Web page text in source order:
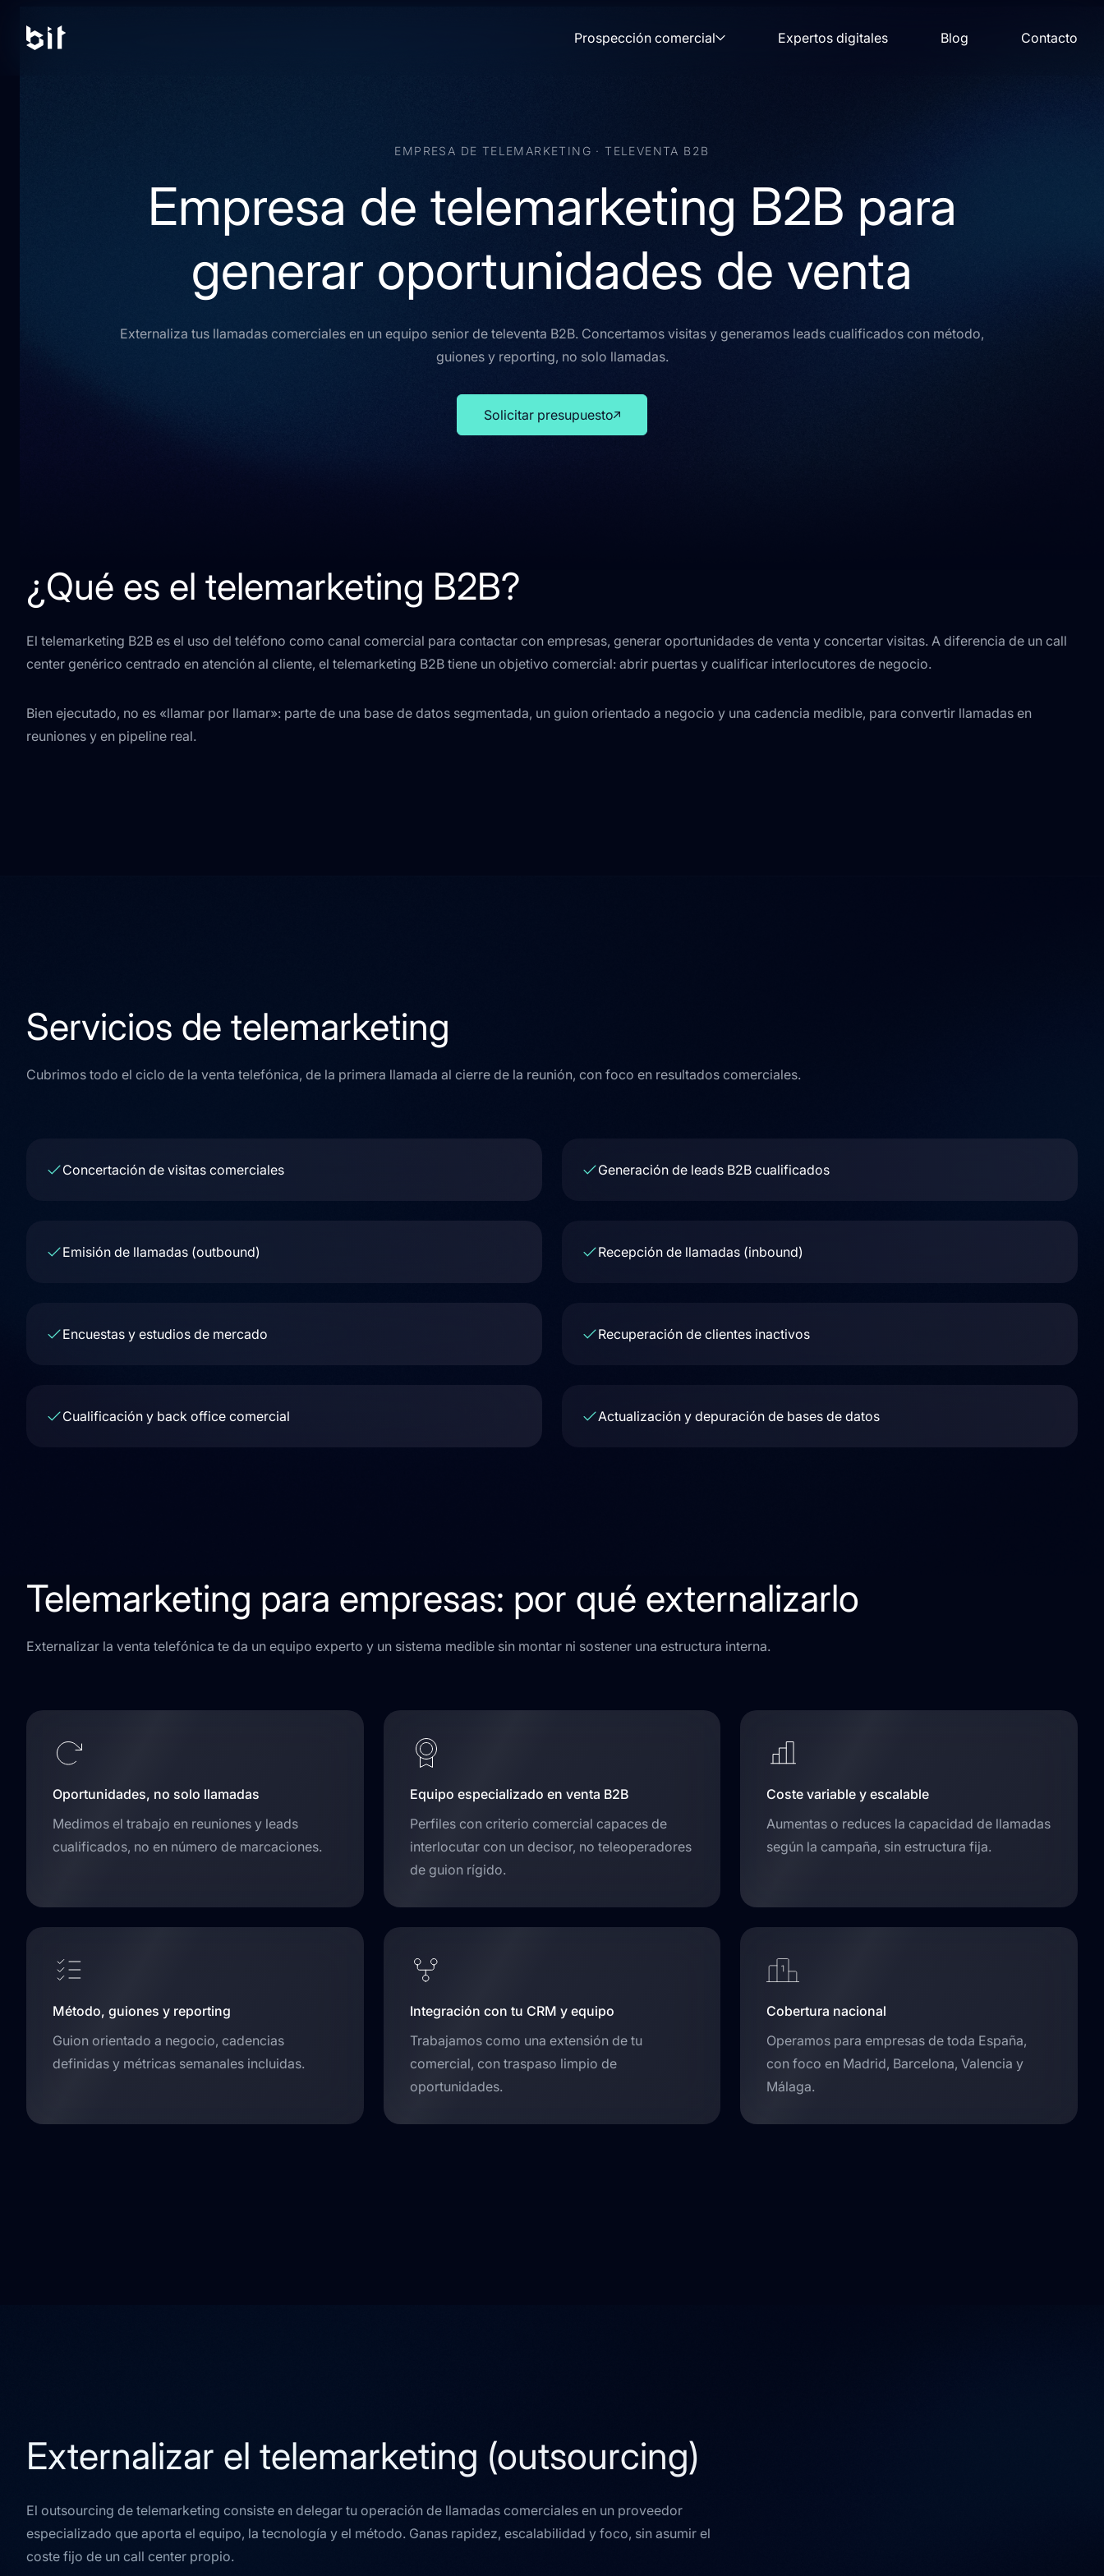
Prospección comercial Expertos digitales Blog Contacto
EMPRESA DE TELEMARKETING · TELEVENTA B2B
Empresa de telemarketing B2B para
generar oportunidades de venta
Externaliza tus llamadas comerciales en un equipo senior de televenta B2B. Concertamos visitas y generamos leads cualificados con método,
guiones y reporting, no solo llamadas.
Solicitar presupuesto
¿Qué es el telemarketing B2B?
El telemarketing B2B es el uso del teléfono como canal comercial para contactar con empresas, generar oportunidades de venta y concertar visitas. A diferencia de un call
center genérico centrado en atención al cliente, el telemarketing B2B tiene un objetivo comercial: abrir puertas y cualificar interlocutores de negocio.
Bien ejecutado, no es «llamar por llamar»: parte de una base de datos segmentada, un guion orientado a negocio y una cadencia medible, para convertir llamadas en
reuniones y en pipeline real.
Servicios de telemarketing
Cubrimos todo el ciclo de la venta telefónica, de la primera llamada al cierre de la reunión, con foco en resultados comerciales.
Concertación de visitas comerciales Generación de leads B2B cualificados
Emisión de llamadas (outbound) Recepción de llamadas (inbound)
Encuestas y estudios de mercado Recuperación de clientes inactivos
Cualificación y back office comercial Actualización y depuración de bases de datos
Telemarketing para empresas: por qué externalizarlo
Externalizar la venta telefónica te da un equipo experto y un sistema medible sin montar ni sostener una estructura interna.
Oportunidades, no solo llamadas
Medimos el trabajo en reuniones y leads
cualificados, no en número de marcaciones.
Equipo especializado en venta B2B
Perfiles con criterio comercial capaces de
interlocutar con un decisor, no teleoperadores
de guion rígido.
Coste variable y escalable
Aumentas o reduces la capacidad de llamadas
según la campaña, sin estructura fija.
Método, guiones y reporting
Guion orientado a negocio, cadencias
definidas y métricas semanales incluidas.
Integración con tu CRM y equipo
Trabajamos como una extensión de tu
comercial, con traspaso limpio de
oportunidades.
Cobertura nacional
Operamos para empresas de toda España,
con foco en Madrid, Barcelona, Valencia y
Málaga.
Externalizar el telemarketing (outsourcing)
El outsourcing de telemarketing consiste en delegar tu operación de llamadas comerciales en un proveedor
especializado que aporta el equipo, la tecnología y el método. Ganas rapidez, escalabilidad y foco, sin asumir el
coste fijo de un call center propio.